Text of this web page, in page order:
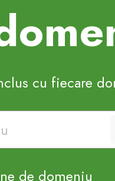
cu fiecare
de domeniu